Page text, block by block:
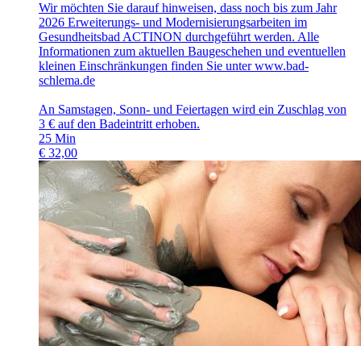
Wir möchten Sie darauf hinweisen, dass noch bis zum Jahr
2026 Erweiterungs- und Modernisierungsarbeiten im
Gesundheitsbad ACTINON durchgeführt werden. Alle
Informationen zum aktuellen Baugeschehen und eventuellen
kleinen Einschränkungen finden Sie unter www.bad-
schlema.de
An Samstagen, Sonn- und Feiertagen wird ein Zuschlag von
3 € auf den Badeintritt erhoben.
25 Min
€ 32,00